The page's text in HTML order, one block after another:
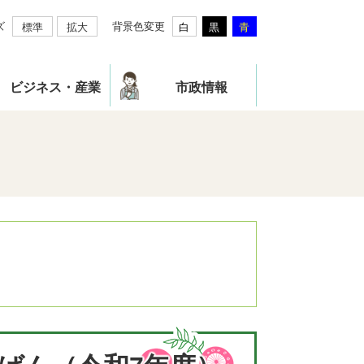
標準 拡大 背景色変更 白 黒 青
ビジネス・産業 市政情報